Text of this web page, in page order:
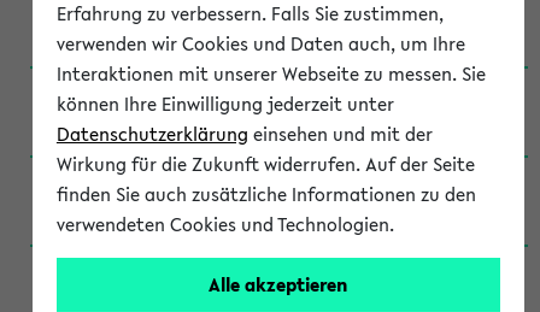
Anglistik: British and American Studies / B.A.
(Einschreibung bis WiSe 16/17)
Anglistik: British and American Studies / B.A.
(Einschreibung bis SoSe 2015)
Anglistik: British and American Studies / B.A.
(Einschreibung bis SoSe 2013)
Anglistik: British and American Studies / Ba
(Einschreibung bis SoSe 2011)
Erfahrung zu verbessern. Falls Sie zustimmen,
verwenden wir Cookies und Daten auch, um Ihre
Interaktionen mit unserer Webseite zu messen. Sie
können Ihre Einwilligung jederzeit unter
Datenschutzerklärung einsehen und mit der
Wirkung für die Zukunft widerrufen. Auf der Seite
finden Sie auch zusätzliche Informationen zu den
verwendeten Cookies und Technologien.
Alle akzeptieren